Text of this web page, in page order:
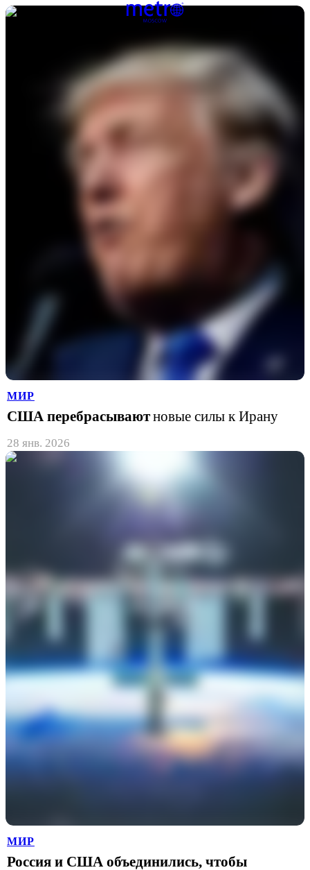
МИР
США перебрасываютновые силы к Ирану
28 янв. 2026
МИР
Россия и США объединились, чтобы